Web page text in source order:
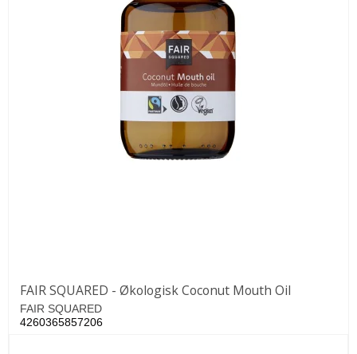
FAIR SQUARED - Økologisk Coconut Mouth Oil
FAIR SQUARED
4260365857206